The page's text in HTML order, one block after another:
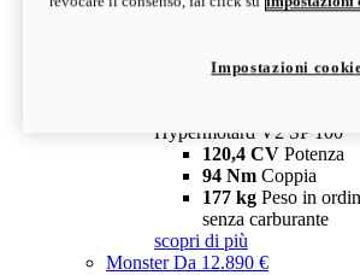
Depotenziata 35 kW:
configura scopri di più
Hypermotard V2 SP 100
120,4 CV Potenza
94 Nm Coppia
177 kg Peso in
senza carburante
scopri di più
MonsterDa 12.890 €
Impostazioni